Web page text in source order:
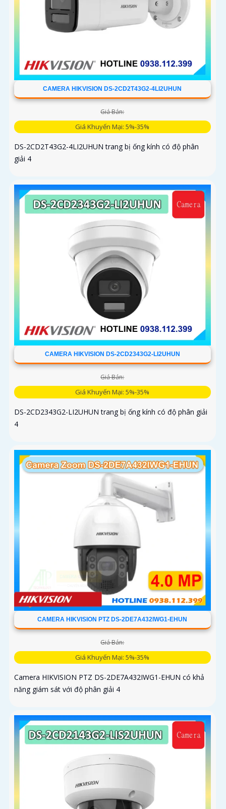
CAMERA HIKVISION DS-2CD2T43G2-4LI2UHUN
Giá Bán:
Giá Khuyến Mại: 5%-35%
DS-2CD2T43G2-4LI2UHUN trang bị ống kính có độ phân
giải 4
CAMERA HIKVISION DS-2CD2343G2-LI2UHUN
Giá Bán:
Giá Khuyến Mại: 5%-35%
DS-2CD2343G2-LI2UHUN trang bị ống kính có độ phân giải
4
CAMERA HIKVISION PTZ DS-2DE7A432IWG1-EHUN
Giá Bán:
Giá Khuyến Mại: 5%-35%
Camera HIKVISION PTZ DS-2DE7A432IWG1-EHUN có khả
năng giám sát với độ phân giải 4